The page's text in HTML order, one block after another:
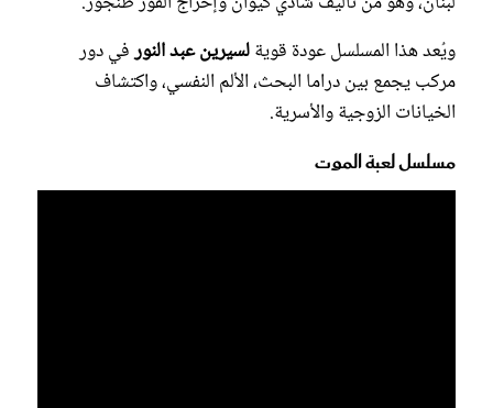
ويُعد هذا المسلسل عودة قويةلسيرين عبد النورفي دور
مركب يجمع بين دراما البحث، الألم النفسي، واكتشاف
الخيانات الزوجية والأسرية.
مسلسل لعبة الموت